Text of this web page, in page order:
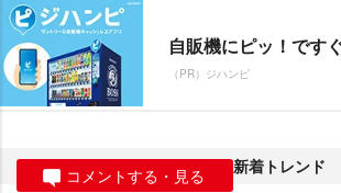
自販機にピッ！です
（PR）ジハンピ
コメントする・見る 新着トレンド